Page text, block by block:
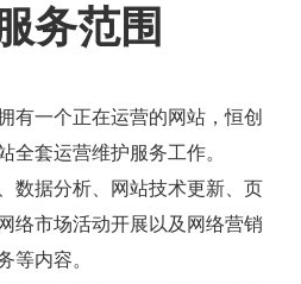
务范围
有一个正在运营的网站，恒创
全套运营维护服务工作。
数据分析、网站技术更新、页
络市场活动开展以及网络营销
等内容。